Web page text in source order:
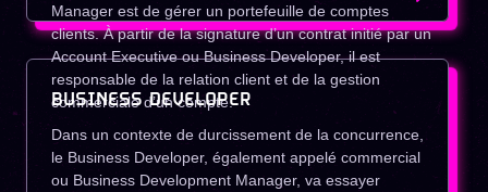
Manager est de gérer un portefeuille de comptes
clients. À partir de la signature d’un contrat initié par un
Account Executive ou Business Developer, il est
responsable de la relation client et de la gestion
commerciale d’un compte.
BUSINESS DEVELOPER
Dans un contexte de durcissement de la concurrence,
le Business Developer, également appelé commercial
ou Business Development Manager, va essayer